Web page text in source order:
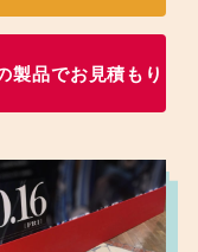
製品でお見積もり